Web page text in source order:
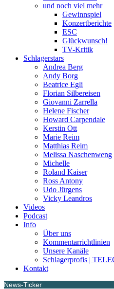
und noch viel mehr
Gewinnspiel
Konzertberichte
ESC
Glückwunsch!
TV-Kritik
Schlagerstars
Andrea Berg
Andy Borg
Beatrice Egli
Florian Silbereisen
Giovanni Zarrella
Helene Fischer
Howard Carpendale
Kerstin Ott
Marie Reim
Matthias Reim
Melissa Naschenweng
Michelle
Roland Kaiser
Ross Antony
Udo Jürgens
Vicky Leandros
Videos
Podcast
Info
Über uns
Kommentarrichtlinien
Unsere Kanäle
Schlagerprofis |
Kontakt
News-Ticker